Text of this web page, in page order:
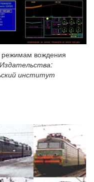
вождения
Издательства:
институт